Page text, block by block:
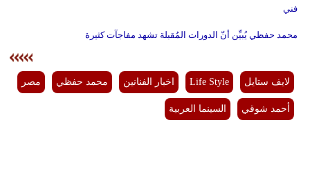
فني
محمد حفظي يُبيِّن أنّ الدورات المُقبلة تشهد مفاجآت كثيرة
لايف ستايل Life Style اخبار الفنانين محمد حفظي مصر
أحمد شوقي السينما العربية